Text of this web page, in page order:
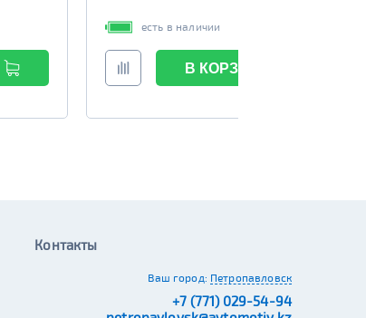
есть в наличии
В КОРЗИНУ
Контакты
Ваш город: Петропавловск
+7 (771) 029-54-94